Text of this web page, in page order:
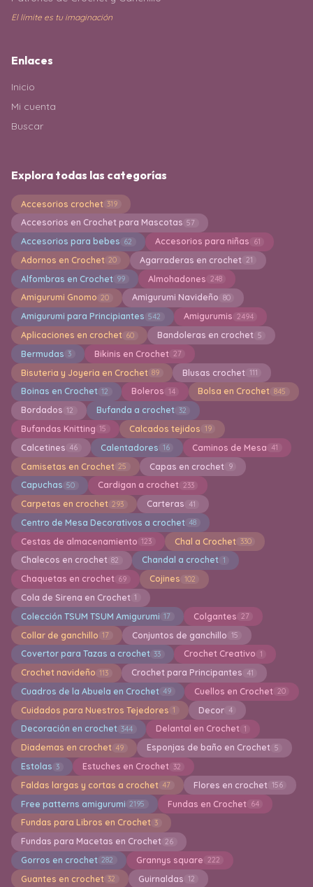
El límite es tu imaginación
Enlaces
Inicio
Mi cuenta
Buscar
Explora todas las categorías
Accesorios crochet 319
Accesorios en Crochet para Mascotas 57
Accesorios para bebes 62 Accesorios para niñas 61
Adornos en Crochet 20 Agarraderas en crochet 21
Alfombras en Crochet 99 Almohadones 248
Amigurumi Gnomo 20 Amigurumi Navideño 80
Amigurumi para Principiantes 542 Amigurumis 2494
Aplicaciones en crochet 60 Bandoleras en crochet 5
Bermudas 3 Bikinis en Crochet 27
Bisuteria y Joyeria en Crochet 89 Blusas crochet 111
Boinas en Crochet 12 Boleros 14 Bolsa en Crochet 845
Bordados 12 Bufanda a crochet 32
Bufandas Knitting 15 Calcados tejidos 19
Calcetines 46 Calentadores 16 Caminos de Mesa 41
Camisetas en Crochet 25 Capas en crochet 9
Capuchas 50 Cardigan a crochet 233
Carpetas en crochet 293 Carteras 41
Centro de Mesa Decorativos a crochet 48
Cestas de almacenamiento 123 Chal a Crochet 330
Chalecos en crochet 82 Chandal a crochet 1
Chaquetas en crochet 69 Cojines 102
Cola de Sirena en Crochet 1
Colección TSUM TSUM Amigurumi 17 Colgantes 27
Collar de ganchillo 17 Conjuntos de ganchillo 15
Covertor para Tazas a crochet 33 Crochet Creativo 1
Crochet navideño 113 Crochet para Principantes 41
Cuadros de la Abuela en Crochet 49 Cuellos en Crochet 20
Cuidados para Nuestros Tejedores 1 Decor 4
Decoración en crochet 344 Delantal en Crochet 1
Diademas en crochet 49 Esponjas de baño en Crochet 5
Estolas 3 Estuches en Crochet 32
Faldas largas y cortas a crochet 47 Flores en crochet 156
Free patterns amigurumi 2195 Fundas en Crochet 64
Fundas para Libros en Crochet 3
Fundas para Macetas en Crochet 26
Gorros en crochet 282 Grannys square 222
Guantes en crochet 32 Guirnaldas 12